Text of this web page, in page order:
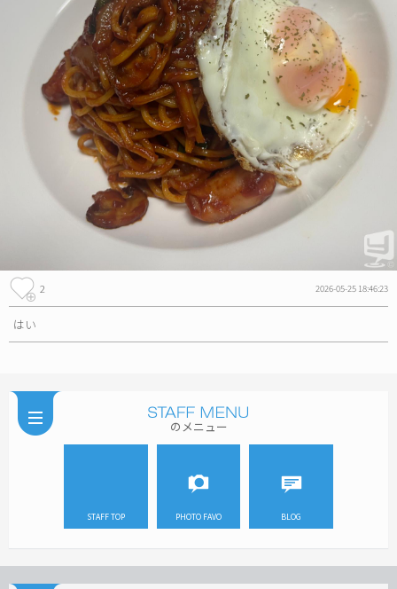
2 2026-05-25 18:46:23
はい
のメニュー
STAFF TOP PHOTO FAVO BLOG